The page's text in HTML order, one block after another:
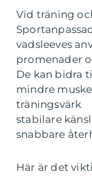
Vid träning
vadsleeves
promenader
De kan bidra
mindre
träningsvärk
stabilare
snabbare
Här är det